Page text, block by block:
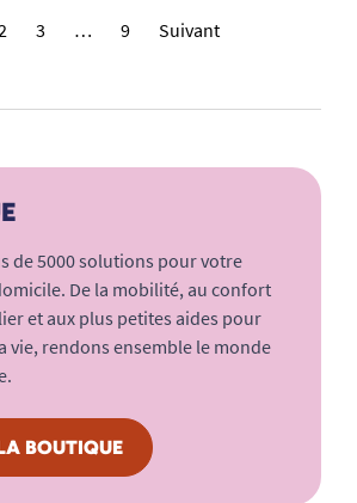
3 … 9 Suivant
de 5000 solutions pour votre
De la mobilité, au confort
et aux plus petites aides pour
vie, rendons ensemble le monde
BOUTIQUE